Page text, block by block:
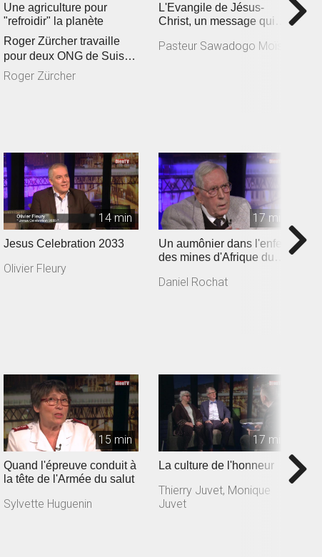
Une agriculture pour
"refroidir" la planète
Roger Zürcher travaille
pour deux ONG de Suisse
romande engagées
auprès des a...
Roger Zürcher
L'Evangile de Jésus-
Christ, un message qui
Pasteur Sawadogo Moïse
14 min
Jesus Celebration 2033
Olivier Fleury
17 min
Un aumônier dans l'enfer
des mines d'Afrique du
Daniel Rochat
15 min
Quand l'épreuve conduit à
la tête de l'Armée du salut
Sylvette Huguenin
17 min
La culture de l'honneur
Thierry Juvet, Monique
Juvet